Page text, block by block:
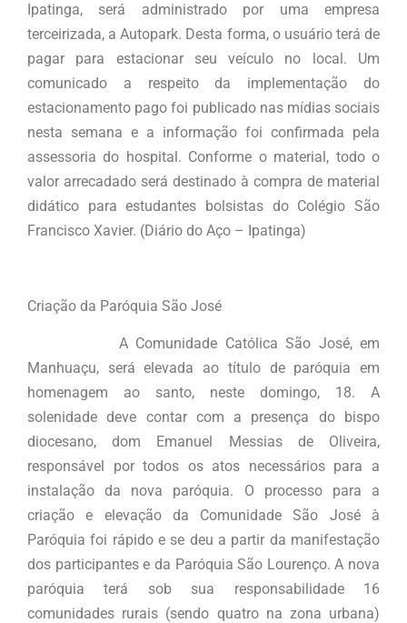
Ipatinga, será administrado por uma empresa
terceirizada, a Autopark. Desta forma, o usuário terá de
pagar para estacionar seu veículo no local. Um
comunicado a respeito da implementação do
estacionamento pago foi publicado nas mídias sociais
nesta semana e a informação foi confirmada pela
assessoria do hospital. Conforme o material, todo o
valor arrecadado será destinado à compra de material
didático para estudantes bolsistas do Colégio São
Francisco Xavier. (Diário do Aço – Ipatinga)
Criação da Paróquia São José
A Comunidade Católica São José, em
Manhuaçu, será elevada ao título de paróquia em
homenagem ao santo, neste domingo, 18. A
solenidade deve contar com a presença do bispo
diocesano, dom Emanuel Messias de Oliveira,
responsável por todos os atos necessários para a
instalação da nova paróquia. O processo para a
criação e elevação da Comunidade São José à
Paróquia foi rápido e se deu a partir da manifestação
dos participantes e da Paróquia São Lourenço. A nova
paróquia terá sob sua responsabilidade 16
comunidades rurais (sendo quatro na zona urbana)